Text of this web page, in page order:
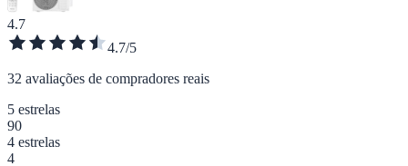
4.7
4.7/5
32 avaliações de compradores reais
5 estrelas
90
4 estrelas
4